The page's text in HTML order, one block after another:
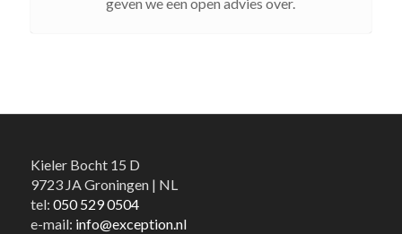
geven we een open advies over.
Kieler Bocht 15 D
9723 JA Groningen | NL
tel: 050 529 0504
e-mail: info@exception.nl